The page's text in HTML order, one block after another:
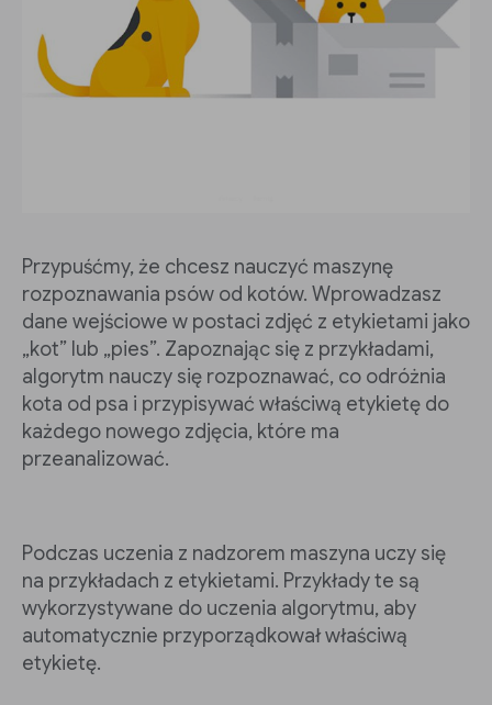
Przypuśćmy, że chcesz nauczyć maszynę
rozpoznawania psów od kotów. Wprowadzasz
dane wejściowe w postaci zdjęć z etykietami jako
„kot” lub „pies”. Zapoznając się z przykładami,
algorytm nauczy się rozpoznawać, co odróżnia
kota od psa i przypisywać właściwą etykietę do
każdego nowego zdjęcia, które ma
przeanalizować.
Podczas uczenia z nadzorem maszyna uczy się
na przykładach z etykietami. Przykłady te są
wykorzystywane do uczenia algorytmu, aby
automatycznie przyporządkował właściwą
etykietę.